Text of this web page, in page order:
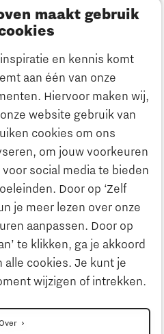
maakt gebruik
en kennis komt
aan één van onze
Hiervoor maken wij,
website gebruik van
cookies om ons
om jouw voorkeuren
social media te bieden
Door op ‘Zelf
je meer lezen over onze
aanpassen. Door op
te klikken, ga je akkoord
alle cookies. Je kunt je
wijzigen of intrekken.